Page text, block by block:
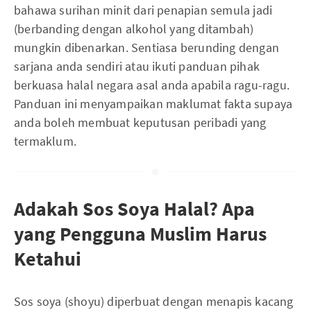
bahawa surihan minit dari penapian semula jadi
(berbanding dengan alkohol yang ditambah)
mungkin dibenarkan. Sentiasa berunding dengan
sarjana anda sendiri atau ikuti panduan pihak
berkuasa halal negara asal anda apabila ragu-ragu.
Panduan ini menyampaikan maklumat fakta supaya
anda boleh membuat keputusan peribadi yang
termaklum.
Adakah Sos Soya Halal? Apa
yang Pengguna Muslim Harus
Ketahui
Sos soya (shoyu) diperbuat dengan menapis kacang